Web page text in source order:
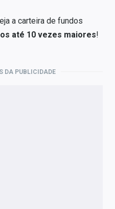
a carteira de fundos
até 10 vezes maiores!
DA PUBLICIDADE